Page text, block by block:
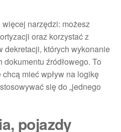
narzędzi: możesz
oraz korzystać z
dekretacji, których wykonanie
źródłowego. To
mieć wpływ na logikę
się do „jednego
pojazdy